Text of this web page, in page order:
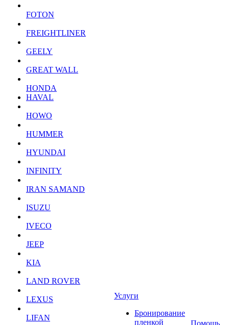
FOTON
FREIGHTLINER
GEELY
GREAT WALL
HONDA
HAVAL
HOWO
HUMMER
HYUNDAI
INFINITY
IRAN SAMAND
ISUZU
IVECO
JEEP
KIA
LAND ROVER
LEXUS
LIFAN
Услуги
Бронирование
пленкой
Помощь